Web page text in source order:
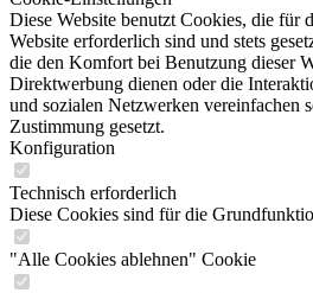
Diese Website benutzt Cookies, die für
Website erforderlich sind und stets
die den Komfort bei Benutzung dieser
Direktwerbung dienen oder die
und sozialen Netzwerken vereinfachen
Zustimmung gesetzt.
Konfiguration
Technisch erforderlich
Diese Cookies sind für die
"Alle Cookies ablehnen" Cookie